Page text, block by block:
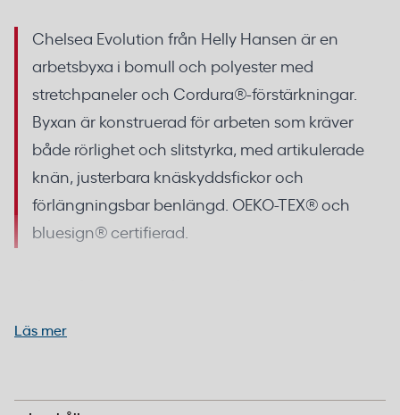
Chelsea Evolution från Helly Hansen är en
arbetsbyxa i bomull och polyester med
stretchpaneler och Cordura®-förstärkningar.
Byxan är konstruerad för arbeten som kräver
både rörlighet och slitstyrka, med artikulerade
knän, justerbara knäskyddsfickor och
förlängningsbar benlängd. OEKO-TEX® och
bluesign® certifierad.
Läs mer
förstärkning (219 g/m²)